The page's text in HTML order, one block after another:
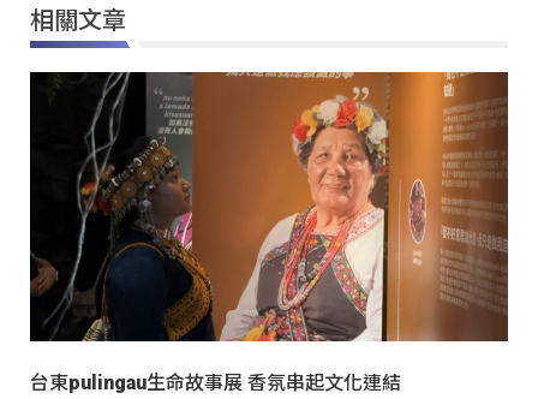
相關文章
台東pulingau生命故事展 香氛串起文化連結